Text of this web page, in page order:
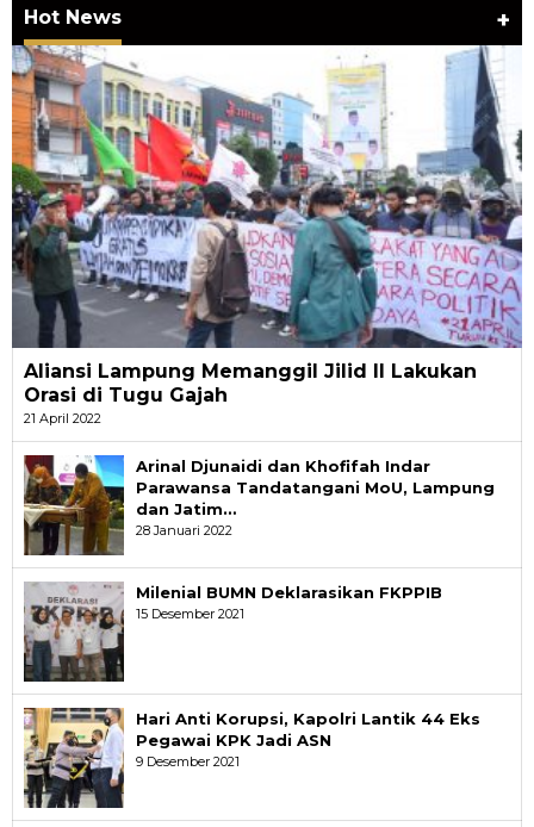
Hot News +
Aliansi Lampung Memanggil Jilid II Lakukan
Orasi di Tugu Gajah
21 April 2022
Arinal Djunaidi dan Khofifah Indar
Parawansa Tandatangani MoU, Lampung
dan Jatim…
28 Januari 2022
Milenial BUMN Deklarasikan FKPPIB
15 Desember 2021
Hari Anti Korupsi, Kapolri Lantik 44 Eks
Pegawai KPK Jadi ASN
9 Desember 2021